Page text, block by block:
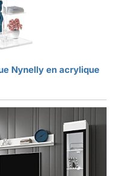
Nynelly en acrylique